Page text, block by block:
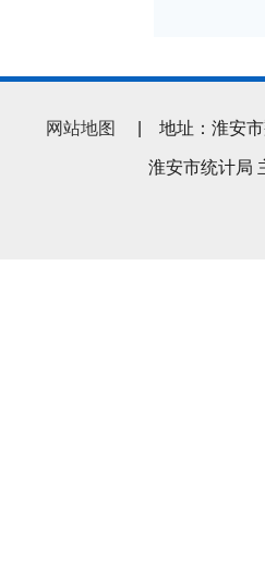
网站地图 | 地址：淮安市
淮安市统计